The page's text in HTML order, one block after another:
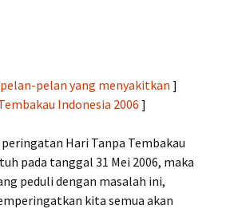
pelan yang menyakitkan ]
Indonesia 2006 ]
Hari Tanpa Tembakau
pada tanggal 31 Mei 2006, maka
peduli dengan masalah ini,
kita semua akan